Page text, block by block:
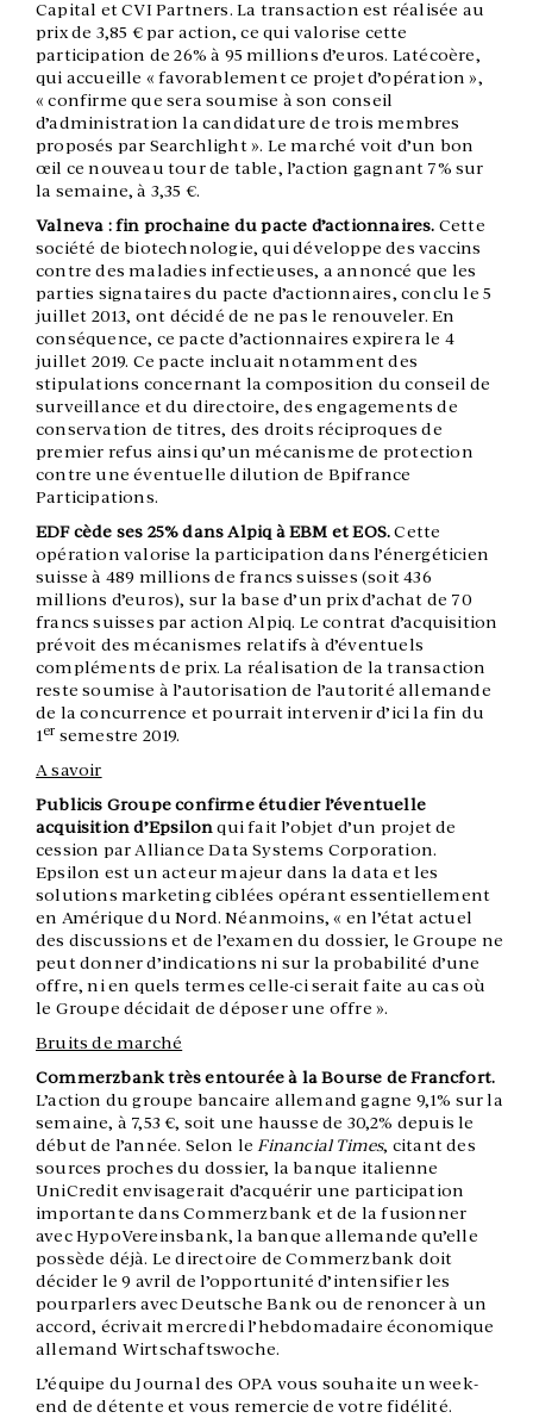
Capital et CVI Partners. La transaction est réalisée au
prix de 3,85 € par action, ce qui valorise cette
participation de 26% à 95 millions d’euros. Latécoère,
qui accueille « favorablement ce projet d’opération »,
« confirme que sera soumise à son conseil
d’administration la candidature de trois membres
proposés par Searchlight ». Le marché voit d’un bon
œil ce nouveau tour de table, l’action gagnant 7% sur
la semaine, à 3,35 €.
Valneva : fin prochaine du pacte d’actionnaires. Cette
société de biotechnologie, qui développe des vaccins
contre des maladies infectieuses, a annoncé que les
parties signataires du pacte d’actionnaires, conclu le 5
juillet 2013, ont décidé de ne pas le renouveler. En
conséquence, ce pacte d’actionnaires expirera le 4
juillet 2019. Ce pacte incluait notamment des
stipulations concernant la composition du conseil de
surveillance et du directoire, des engagements de
conservation de titres, des droits réciproques de
premier refus ainsi qu’un mécanisme de protection
contre une éventuelle dilution de Bpifrance
Participations.
EDF cède ses 25% dans Alpiq à EBM et EOS.Cette
opération valorise la participation dans l’énergéticien
suisse à 489 millions de francs suisses (soit 436
millions d’euros), sur la base d’un prix d’achat de 70
francs suisses par action Alpiq. Le contrat d’acquisition
prévoit des mécanismes relatifs à d’éventuels
compléments de prix. La réalisation de la transaction
reste soumise à l’autorisation de l’autorité allemande
de la concurrence et pourrait intervenir d’ici la fin du
1er semestre 2019.
A savoir
Publicis Groupe confirme étudier l’éventuelle
acquisition d’Epsilon qui fait l’objet d’un projet de
cession par Alliance Data Systems Corporation.
Epsilon est un acteur majeur dans la data et les
solutions marketing ciblées opérant essentiellement
en Amérique du Nord. Néanmoins, « en l’état actuel
des discussions et de l’examen du dossier, le Groupe ne
peut donner d’indications ni sur la probabilité d’une
offre, ni en quels termes celle-ci serait faite au cas où
le Groupe décidait de déposer une offre ».
Bruits de marché
Commerzbank très entourée à la Bourse de Francfort.
L’action du groupe bancaire allemand gagne 9,1% sur la
semaine, à 7,53 €, soit une hausse de 30,2% depuis le
début de l’année. Selon le Financial Times, citant des
sources proches du dossier, la banque italienne
UniCredit envisagerait d’acquérir une participation
importante dans Commerzbank et de la fusionner
avec HypoVereinsbank, la banque allemande qu’elle
possède déjà. Le directoire de Commerzbank doit
décider le 9 avril de l’opportunité d’intensifier les
pourparlers avec Deutsche Bank ou de renoncer à un
accord, écrivait mercredi l’hebdomadaire économique
allemand Wirtschaftswoche.
L’équipe du Journal des OPA vous souhaite un week-
end de détente et vous remercie de votre fidélité.